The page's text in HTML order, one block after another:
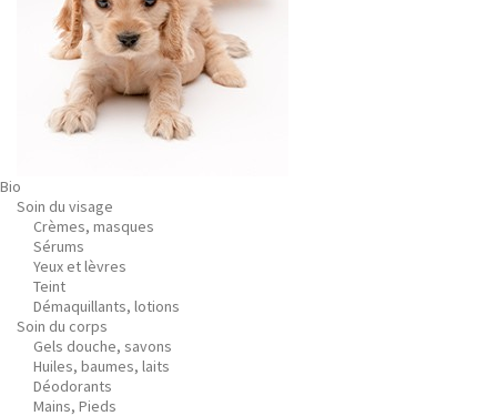
Bio
Soin du visage
Crèmes, masques
Sérums
Yeux et lèvres
Teint
Démaquillants, lotions
Soin du corps
Gels douche, savons
Huiles, baumes, laits
Déodorants
Mains, Pieds